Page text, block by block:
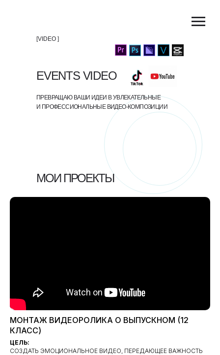
ПРЕВРАЩАЮ ВАШИ ИДЕИ В УВЛЕКАТЕЛЬНЫЕ
И ПРОФЕССИОНАЛЬНЫЕ ВИДЕО-КОМПОЗИЦИИ
EVENTS VIDEO
[VIDEO ]
МОИ ПРОЕКТЫ
МОНТАЖ ВИДЕОРОЛИКА О ВЫПУСКНОМ (12
КЛАСС)
ЦЕЛЬ:
СОЗДАТЬ ЭМОЦИОНАЛЬНОЕ ВИДЕО, ПЕРЕДАЮЩЕЕ ВАЖНОСТЬ